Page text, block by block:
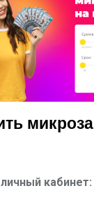
личный